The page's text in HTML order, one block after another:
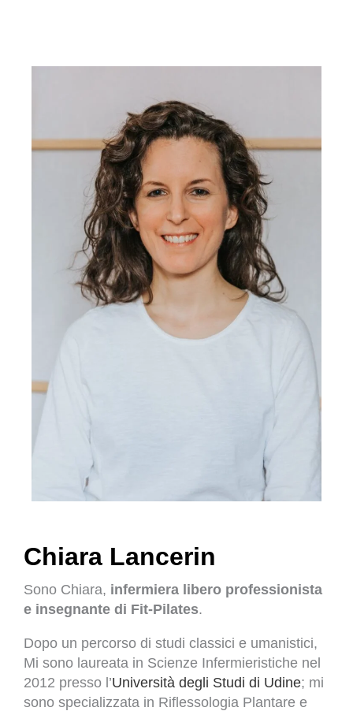
Chiara Lancerin
Sono Chiara, infermiera libero professionista
e insegnante di Fit-Pilates.
Dopo un percorso di studi classici e umanistici,
Mi sono laureata in Scienze Infermieristiche nel
2012 presso l’Università degli Studi di Udine; mi
sono specializzata in Riflessologia Plantare e